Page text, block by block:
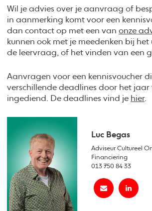
Wil je advies over je aanvraag of
in aanmerking komt voor een
dan contact op met een vanonze
kunnen ook met je meedenken bij
de leervraag, of het vinden van een
Aanvragen voor een kennisvoucher
verschillende deadlines door het jaar
ingediend. De deadlines vind je hier.
Luc Begas
Adviseur Cultureel
Financiering
013 750 84 33